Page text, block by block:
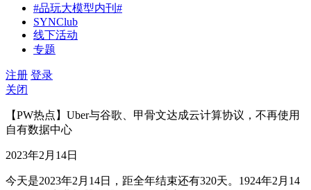
#品玩大模型内刊#
SYNClub
线下活动
专题
注册 登录
关闭
【PW热点】Uber与谷歌、甲骨文达成云计算协议，不再使用
自有数据中心
2023年2月14日
今天是2023年2月14日，距全年结束还有320天。1924年2月14